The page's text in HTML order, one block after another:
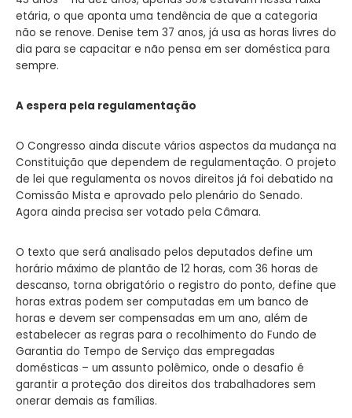
etária, o que aponta uma tendência de que a categoria
não se renove. Denise tem 37 anos, já usa as horas livres do
dia para se capacitar e não pensa em ser doméstica para
sempre.
A espera pela regulamentação
O Congresso ainda discute vários aspectos da mudança na
Constituição que dependem de regulamentação. O projeto
de lei que regulamenta os novos direitos já foi debatido na
Comissão Mista e aprovado pelo plenário do Senado.
Agora ainda precisa ser votado pela Câmara.
O texto que será analisado pelos deputados define um
horário máximo de plantão de 12 horas, com 36 horas de
descanso, torna obrigatório o registro do ponto, define que
horas extras podem ser computadas em um banco de
horas e devem ser compensadas em um ano, além de
estabelecer as regras para o recolhimento do Fundo de
Garantia do Tempo de Serviço das empregadas
domésticas – um assunto polêmico, onde o desafio é
garantir a proteção dos direitos dos trabalhadores sem
onerar demais as famílias.